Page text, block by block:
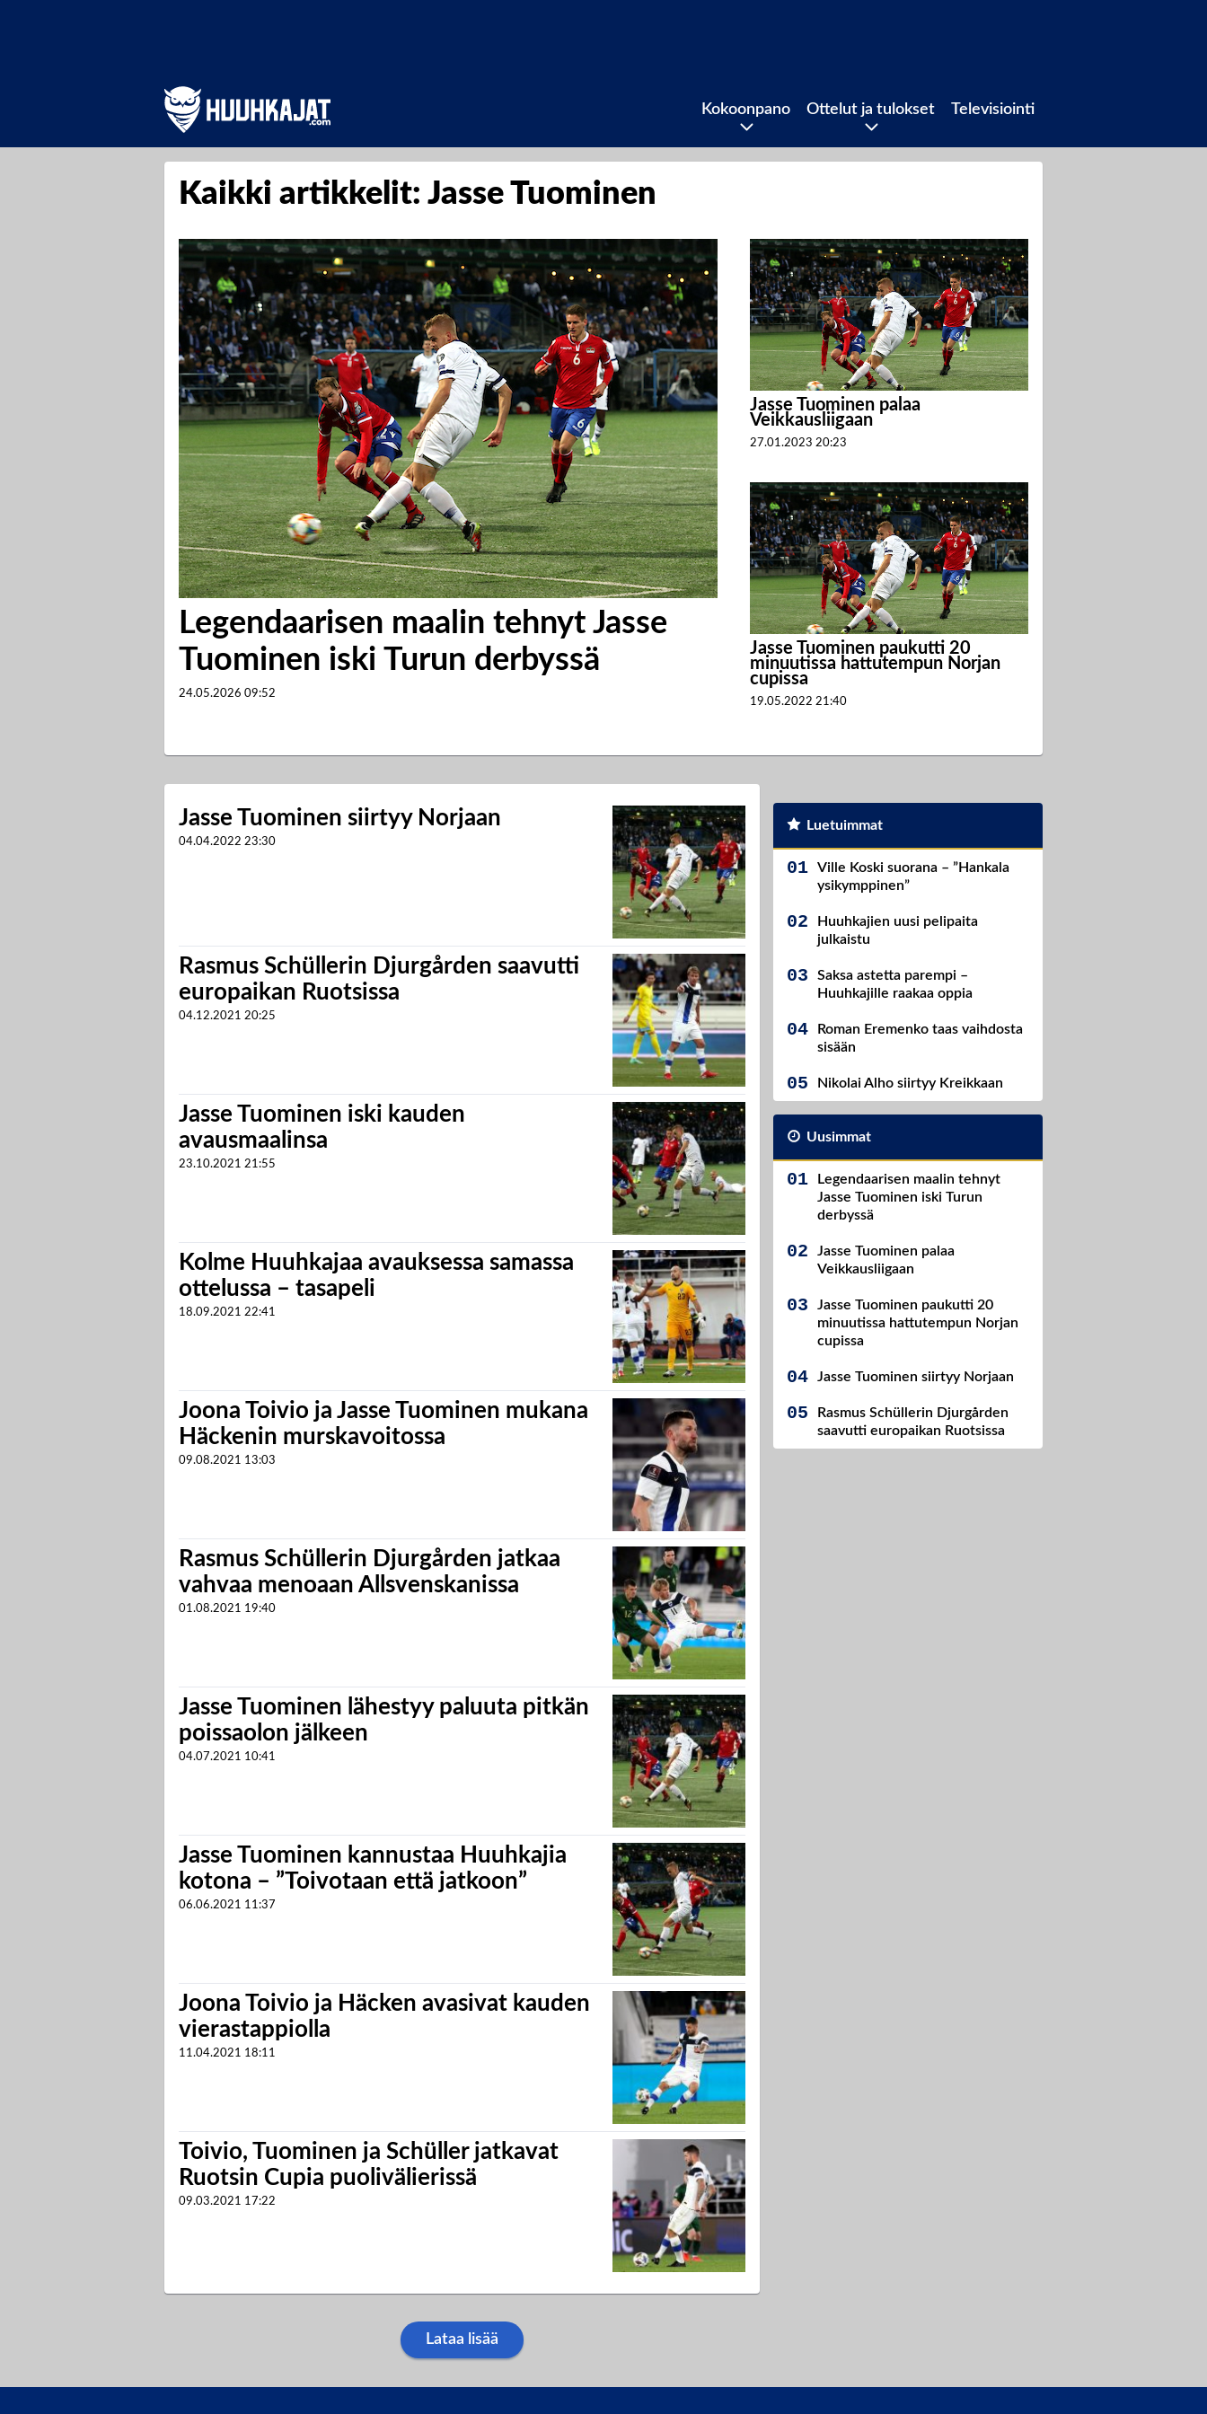
Kokoonpano Ottelut ja tulokset Televisiointi
Kaikki artikkelit: Jasse Tuominen
Legendaarisen maalin tehnyt Jasse
Tuominen iski Turun derbyssä
24.05.2026 09:52
Jasse Tuominen palaa
Veikkausliigaan
27.01.2023 20:23
Jasse Tuominen paukutti 20
minuutissa hattutempun Norjan
cupissa
19.05.2022 21:40
Jasse Tuominen siirtyy Norjaan
04.04.2022 23:30
Rasmus Schüllerin Djurgården saavutti
europaikan Ruotsissa
04.12.2021 20:25
Jasse Tuominen iski kauden
avausmaalinsa
23.10.2021 21:55
Kolme Huuhkajaa avauksessa samassa
ottelussa – tasapeli
18.09.2021 22:41
Joona Toivio ja Jasse Tuominen mukana
Häckenin murskavoitossa
09.08.2021 13:03
Rasmus Schüllerin Djurgården jatkaa
vahvaa menoaan Allsvenskanissa
01.08.2021 19:40
Jasse Tuominen lähestyy paluuta pitkän
poissaolon jälkeen
04.07.2021 10:41
Jasse Tuominen kannustaa Huuhkajia
kotona – ”Toivotaan että jatkoon”
06.06.2021 11:37
Joona Toivio ja Häcken avasivat kauden
vierastappiolla
11.04.2021 18:11
Toivio, Tuominen ja Schüller jatkavat
Ruotsin Cupia puolivälierissä
09.03.2021 17:22
Lataa lisää
Luetuimmat
Ville Koski suorana – ”Hankala
ysikymppinen”
Huuhkajien uusi pelipaita
julkaistu
Saksa astetta parempi –
Huuhkajille raakaa oppia
Roman Eremenko taas vaihdosta
sisään
Nikolai Alho siirtyy Kreikkaan
Uusimmat
Legendaarisen maalin tehnyt
Jasse Tuominen iski Turun
derbyssä
Jasse Tuominen palaa
Veikkausliigaan
Jasse Tuominen paukutti 20
minuutissa hattutempun Norjan
cupissa
Jasse Tuominen siirtyy Norjaan
Rasmus Schüllerin Djurgården
saavutti europaikan Ruotsissa